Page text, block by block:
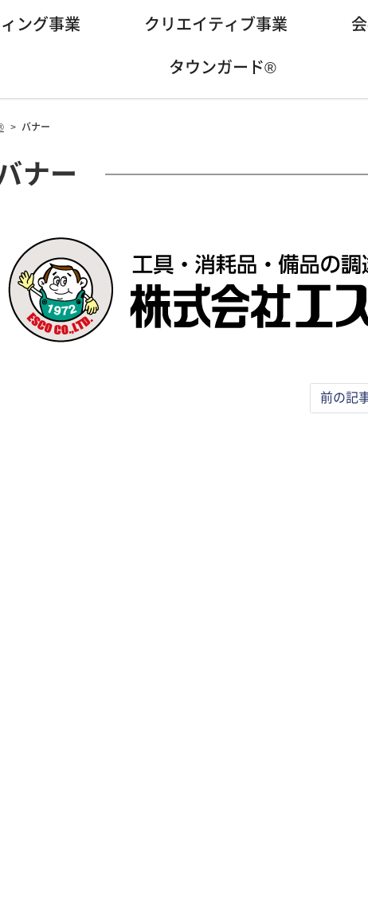
ング事業 クリエイティブ事業
タウンガード®
> バナー
ナー
前の記